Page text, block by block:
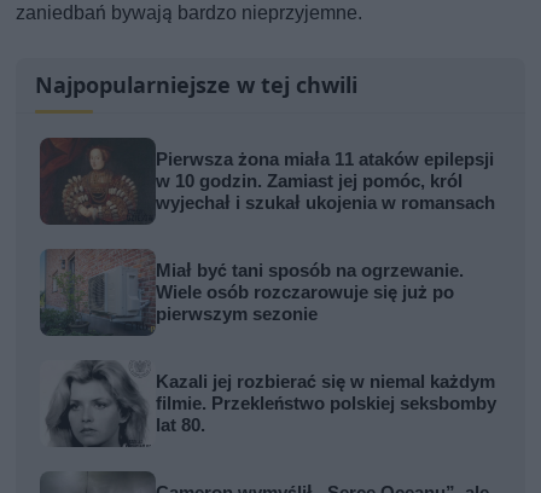
zaniedbań bywają bardzo nieprzyjemne.
Najpopularniejsze w tej chwili
Pierwsza żona miała 11 ataków epilepsji
w 10 godzin. Zamiast jej pomóc, król
wyjechał i szukał ukojenia w romansach
Miał być tani sposób na ogrzewanie.
Wiele osób rozczarowuje się już po
pierwszym sezonie
Kazali jej rozbierać się w niemal każdym
filmie. Przekleństwo polskiej seksbomby
lat 80.